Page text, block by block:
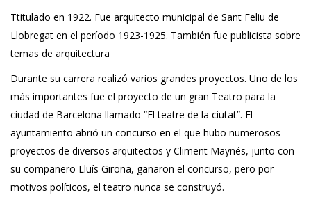
Ttitulado en 1922. Fue arquitecto municipal de Sant Feliu de
Llobregat en el período 1923-1925. También fue publicista sobre
temas de arquitectura
Durante su carrera realizó varios grandes proyectos. Uno de los
más importantes fue el proyecto de un gran Teatro para la
ciudad de Barcelona llamado “El teatre de la ciutat”. El
ayuntamiento abrió un concurso en el que hubo numerosos
proyectos de diversos arquitectos y Climent Maynés, junto con
su compañero Lluís Girona, ganaron el concurso, pero por
motivos políticos, el teatro nunca se construyó.